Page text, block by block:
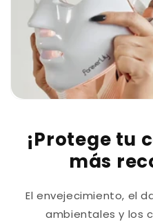
¡Protege tu
más
El envejecimiento, el
ambientales y los